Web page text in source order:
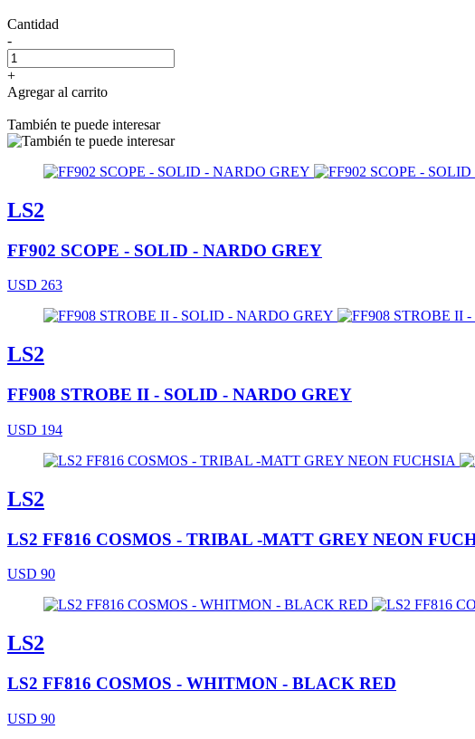
Cantidad
-
+
Agregar al carrito
También te puede interesar
LS2
FF902 SCOPE - SOLID - NARDO GREY
USD 263
LS2
FF908 STROBE II - SOLID - NARDO GREY
USD 194
LS2
LS2 FF816 COSMOS - TRIBAL -MATT GREY NEON
USD 90
LS2
LS2 FF816 COSMOS - WHITMON - BLACK RED
USD 90